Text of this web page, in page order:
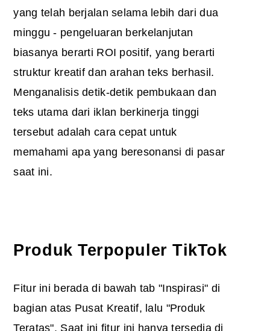
yang telah berjalan selama lebih dari dua
minggu - pengeluaran berkelanjutan
biasanya berarti ROI positif, yang berarti
struktur kreatif dan arahan teks berhasil.
Menganalisis detik-detik pembukaan dan
teks utama dari iklan berkinerja tinggi
tersebut adalah cara cepat untuk
memahami apa yang beresonansi di pasar
saat ini.
Produk Terpopuler TikTok
Fitur ini berada di bawah tab "Inspirasi" di
bagian atas Pusat Kreatif, lalu "Produk
Teratas". Saat ini fitur ini hanya tersedia di